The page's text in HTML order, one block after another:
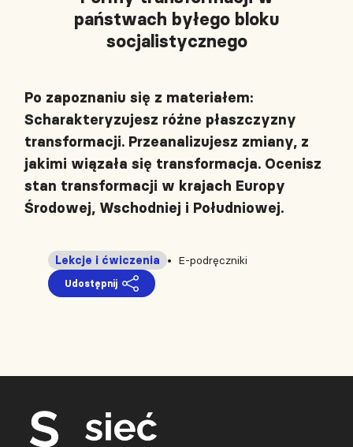
państwach byłego bloku
socjalistycznego
Po zapoznaniu się z materiałem:
Scharakteryzujesz różne płaszczyzny
transformacji. Przeanalizujesz zmiany, z
jakimi wiązała się transformacja. Ocenisz
stan transformacji w krajach Europy
Środowej, Wschodniej i Południowej.
E-podręczniki
Lekcje i ćwiczenia
Udostępnij